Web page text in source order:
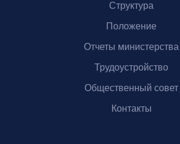
Структура
Положение
Отчеты министерства
Трудоустройство
Общественный совет
Контакты